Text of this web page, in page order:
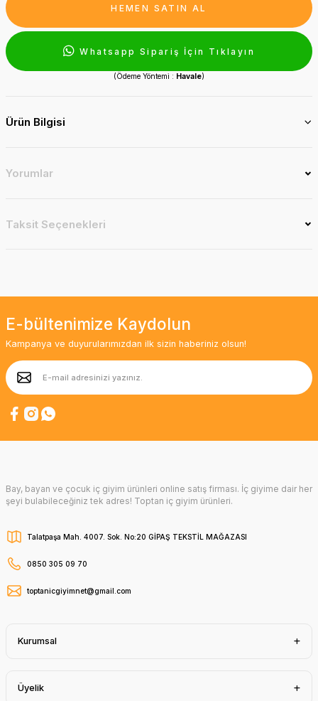
HEMEN SATIN AL
Whatsapp Sipariş İçin Tıklayın
(Ödeme Yöntemi : Havale)
Ürün Bilgisi
Yorumlar
Taksit Seçenekleri
E-bültenimize Kaydolun
Kampanya ve duyurularımızdan ilk sizin haberiniz olsun!
Bay, bayan ve çocuk iç giyim ürünleri online satış firması. İç giyime dair her
şeyi bulabileceğiniz tek adres! Toptan iç giyim ürünleri.
Talatpaşa Mah. 4007. Sok. No:20 GİPAŞ TEKSTİL MAĞAZASI
0850 305 09 70
toptanicgiyimnet@gmail.com
Kurumsal
Üyelik